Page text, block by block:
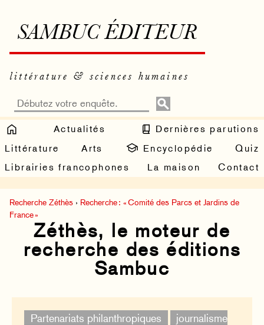
SAMBUC ÉDITEUR
littérature & sciences humaines
Actualités
Dernières parutions
Littérature
Arts Encyclopédie
Quiz
Librairies francophones
La maison Contact
Recherche Zéthès › Recherche : « Comité des Parcs et Jardins de
France »
Zéthès, le moteur de
recherche des éditions
Sambuc
Partenariats philanthropiques
journalisme